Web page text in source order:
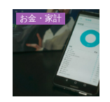
お金・家計